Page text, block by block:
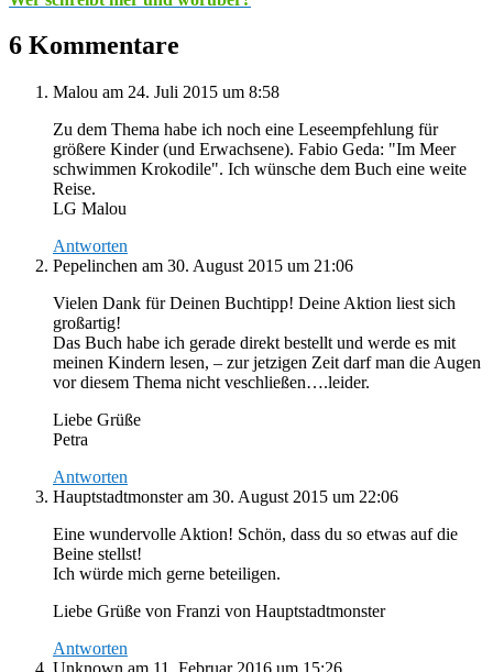
6 Kommentare
Malou am 24. Juli 2015 um 8:58
Zu dem Thema habe ich noch eine Leseempfehlung für
größere Kinder (und Erwachsene). Fabio Geda: "Im Meer
schwimmen Krokodile". Ich wünsche dem Buch eine weite
Reise.
LG Malou
Antworten
Pepelinchen am 30. August 2015 um 21:06
Vielen Dank für Deinen Buchtipp! Deine Aktion liest sich
großartig!
Das Buch habe ich gerade direkt bestellt und werde es mit
meinen Kindern lesen, – zur jetzigen Zeit darf man die Augen
vor diesem Thema nicht veschließen….leider.
Liebe Grüße
Petra
Antworten
Hauptstadtmonster am 30. August 2015 um 22:06
Eine wundervolle Aktion! Schön, dass du so etwas auf die
Beine stellst!
Ich würde mich gerne beteiligen.
Liebe Grüße von Franzi von Hauptstadtmonster
Antworten